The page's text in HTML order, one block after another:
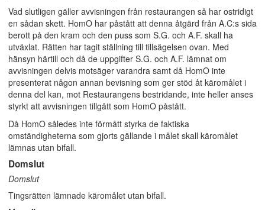
Vad slutligen gäller avvisningen från restaurangen så har ostridigt
en sådan skett. HomO har påstått att denna åtgärd från A.C:s sida
berott på den kram och den puss som S.G. och A.F. skall ha
utväxlat. Rätten har tagit ställning till tillsägelsen ovan. Med
hänsyn härtill och då de uppgifter S.G. och A.F. lämnat om
avvisningen delvis motsäger varandra samt då HomO inte
presenterat någon annan bevisning som ger stöd åt käromålet i
denna del kan, mot Restaurangens bestridande, inte heller anses
styrkt att avvisningen tillgått som HomO påstått.
Då HomO således inte förmått styrka de faktiska
omständigheterna som gjorts gällande i målet skall käromålet
lämnas utan bifall.
Domslut
Domslut
Tingsrätten lämnade käromålet utan bifall.